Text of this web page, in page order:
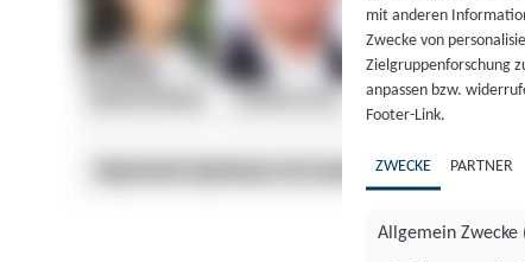
mit anderen
Zwecke von
Zielgruppenforschung
anpassen bzw.
Footer-Link.
ZWECKE PARTNER
Allgemein Zwecke